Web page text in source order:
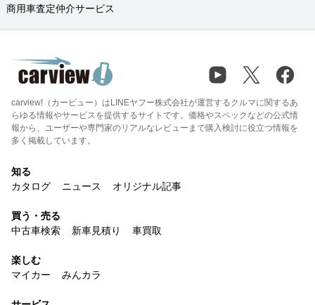
商用車査定仲介サービス
carview!（カービュー）はLINEヤフー株式会社が運営するクルマに関するあ
らゆる情報やサービスを提供するサイトです。価格やスペックなどの公式情
報から、ユーザーや専門家のリアルなレビューまで購入検討に役立つ情報を
多く掲載しています。
知る
カタログ
ニュース オリジナル記事
買う・売る
中古車検索
新車見積り 車買取
楽しむ
マイカー
みんカラ